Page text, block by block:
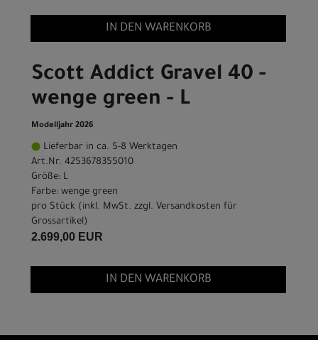
IN DEN WARENKORB
Scott Addict Gravel 40 -
wenge green - L
Modelljahr 2026
Lieferbar in ca. 5-8 Werktagen
Art.Nr. 4253678355010
Größe: L
Farbe: wenge green
pro Stück (inkl. MwSt. zzgl. Versandkosten für
Grossartikel)
2.699,00 EUR
IN DEN WARENKORB